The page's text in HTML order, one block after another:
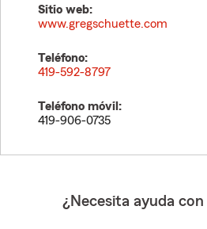
Sitio web:
www.gregschuette.com
Teléfono:
419-592-8797
Teléfono móvil:
419-906-0735
¿Necesita ayuda